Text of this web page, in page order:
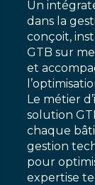
Un
dans la
conçoit,
GTB sur
et
Le métier
solution
chaque
gestion
pour
expertise